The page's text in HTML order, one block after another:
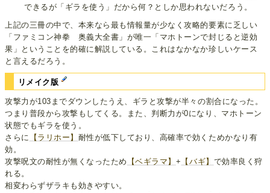
できるが「ギラを使う」だから何？としか思われないだろう。
上記の三冊の中で、本来なら最も情報量が少なく攻略的要素に乏しい
「ファミコン神拳 奥義大全書」が唯一「マホトーンで封じると逆効
果」ということを的確に解説している。これはなかなか珍しいケース
と言えるだろう。
リメイク版
攻撃力が103までダウンしたうえ、ギラと攻撃が半々の割合になった。
つまり普段から攻撃もしてくる。また、判断力が0になり、マホトーン
状態でもギラを使う。
さらに
【ラリホー】 耐性が低下しており、高確率で効くためかなり有
効。
攻撃呪文の耐性が無くなったため
【ベギラマ】 + 【バギ】 で効率良く狩
れる。
相変わらずザラキも効きやすい。